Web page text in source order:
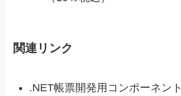
関連リンク
.NET帳票開発用コンポーネント